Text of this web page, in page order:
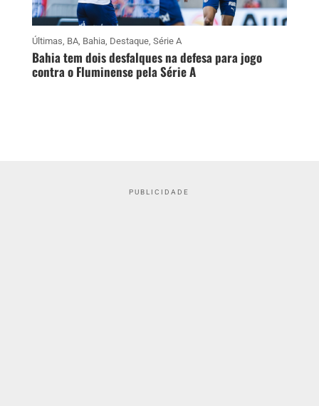
Últimas, BA, Bahia, Destaque, Série A
Bahia tem dois desfalques na defesa para jogo
contra o Fluminense pela Série A
PUBLICIDADE